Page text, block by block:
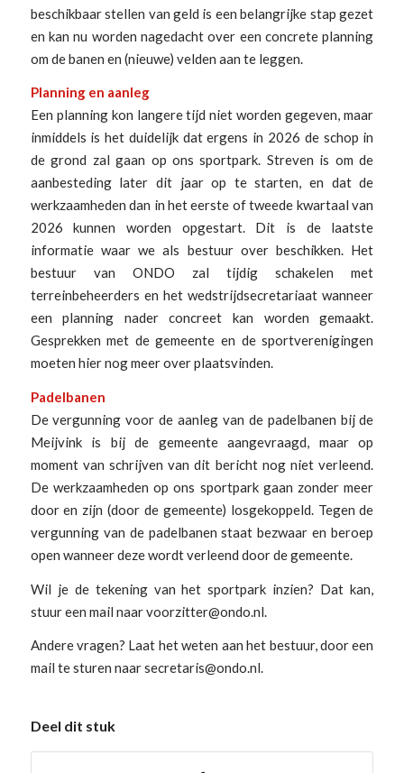
beschikbaar stellen van geld is een belangrijke stap gezet
en kan nu worden nagedacht over een concrete planning
om de banen en (nieuwe) velden aan te leggen.
Planning en aanleg
Een planning kon langere tijd niet worden gegeven, maar
inmiddels is het duidelijk dat ergens in 2026 de schop in
de grond zal gaan op ons sportpark. Streven is om de
aanbesteding later dit jaar op te starten, en dat de
werkzaamheden dan in het eerste of tweede kwartaal van
2026 kunnen worden opgestart. Dit is de laatste
informatie waar we als bestuur over beschikken. Het
bestuur van ONDO zal tijdig schakelen met
terreinbeheerders en het wedstrijdsecretariaat wanneer
een planning nader concreet kan worden gemaakt.
Gesprekken met de gemeente en de sportverenigingen
moeten hier nog meer over plaatsvinden.
Padelbanen
De vergunning voor de aanleg van de padelbanen bij de
Meijvink is bij de gemeente aangevraagd, maar op
moment van schrijven van dit bericht nog niet verleend.
De werkzaamheden op ons sportpark gaan zonder meer
door en zijn (door de gemeente) losgekoppeld. Tegen de
vergunning van de padelbanen staat bezwaar en beroep
open wanneer deze wordt verleend door de gemeente.
Wil je de tekening van het sportpark inzien? Dat kan,
stuur een mail naar voorzitter@ondo.nl.
Andere vragen? Laat het weten aan het bestuur, door een
mail te sturen naar secretaris@ondo.nl.
Deel dit stuk